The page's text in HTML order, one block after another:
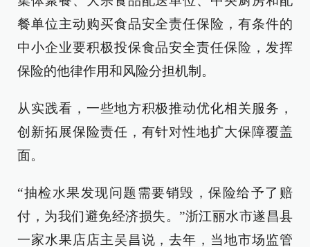
餐单位主动购买食品安全责任保险，有条件的
中小企业要积极投保食品安全责任保险，发挥
保险的他律作用和风险分担机制。
从实践看，一些地方积极推动优化相关服务，
创新拓展保险责任，有针对性地扩大保障覆盖
面。
“抽检水果发现问题需要销毁，保险给予了赔
付，为我们避免经济损失。”浙江丽水市遂昌县
一家水果店店主吴昌说，去年，当地市场监管